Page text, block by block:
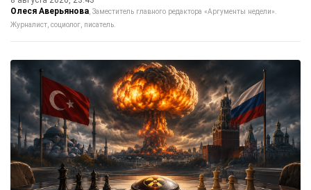
Олеся Аверьянова Заместитель главного редактора «Аргументы недели».
Журналист, социолог, писатель.